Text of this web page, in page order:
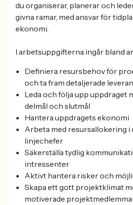
du organiserar, planerar och
givna ramar, med ansvar för
ekonomi.
I arbetsuppgifterna ingår bland
Definiera resursbehov för
och ta fram detaljerade
Leda och följa upp uppdraget
delmål och slutmål
Hantera uppdragets ekonomi
Arbeta med resursallokering i
linjechefer
Säkerställa tydlig
intressenter
Aktivt hantera risker och
Skapa ett gott projektklimat
motiverade